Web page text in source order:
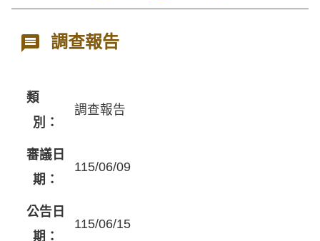
調查報告
類
別：
調查報告
審議日
期：
115/06/09
公告日
期：
115/06/15